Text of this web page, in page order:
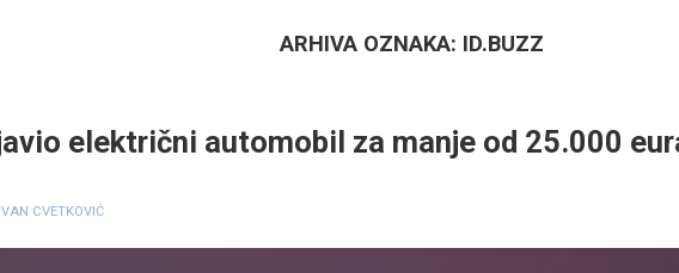
ARHIVA OZNAKA: ID.BUZZ
električni automobil za manje od 25.000
IVAN CVETKOVIĆ